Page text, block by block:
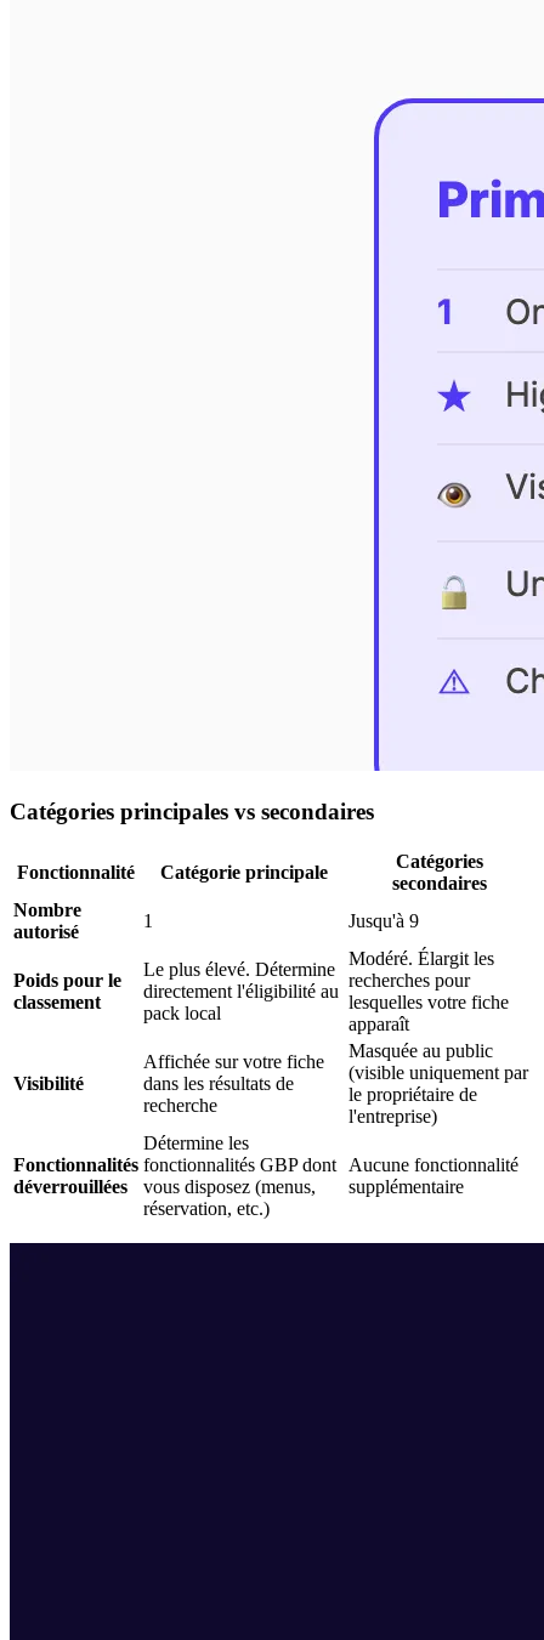
Catégories principales vs secondaires
Fonctionnalité Catégorie principale
Catégories
secondaires
Nombre
autorisé
1 Jusqu'à 9
Poids pour le
classement
Le plus élevé. Détermine
directement l'éligibilité au
pack local
Modéré. Élargit les
recherches pour
lesquelles votre fiche
apparaît
Visibilité
Affichée sur votre fiche
dans les résultats de
recherche
Masquée au public
(visible uniquement par
le propriétaire de
l'entreprise)
Fonctionnalités
déverrouillées
Détermine les
fonctionnalités GBP dont
vous disposez (menus,
réservation, etc.)
Aucune fonctionnalité
supplémentaire